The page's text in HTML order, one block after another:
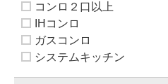
コンロ２口以上
IHコンロ
ガスコンロ
システムキッチン